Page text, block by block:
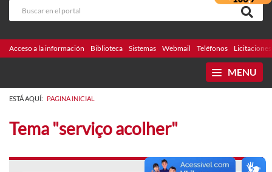
Acceso a la información Biblioteca Sistemas Webmail Teléfonos Licitaciones
MENU
ESTÁ AQUÍ: PAGINA INICIAL
Tema "serviço acolher"